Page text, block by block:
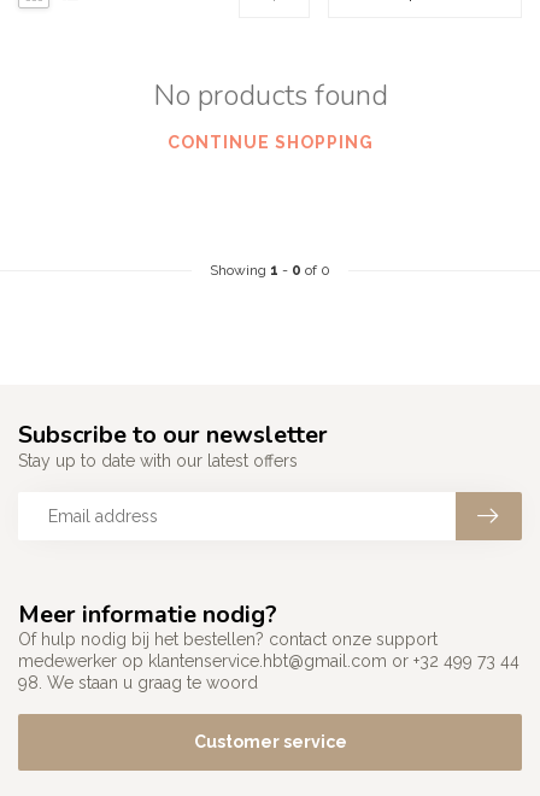
No products found
CONTINUE SHOPPING
Showing 1 - 0 of 0
Meer informatie nodig?
Of hulp nodig bij het bestellen? contact onze support
medewerker op klantenservice.hbt@gmail.com or +32 499 73 44
98. We staan u graag te woord
Customer service
Subscribe to our newsletter
Stay up to date with our latest offers